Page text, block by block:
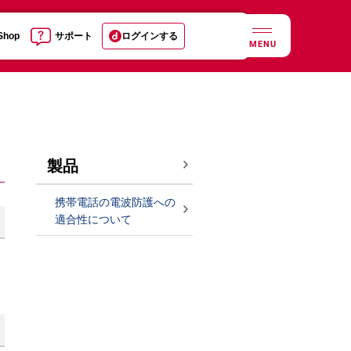
サポート ログインする
MENU
製品
携帯電話の電波防護への
適合性について